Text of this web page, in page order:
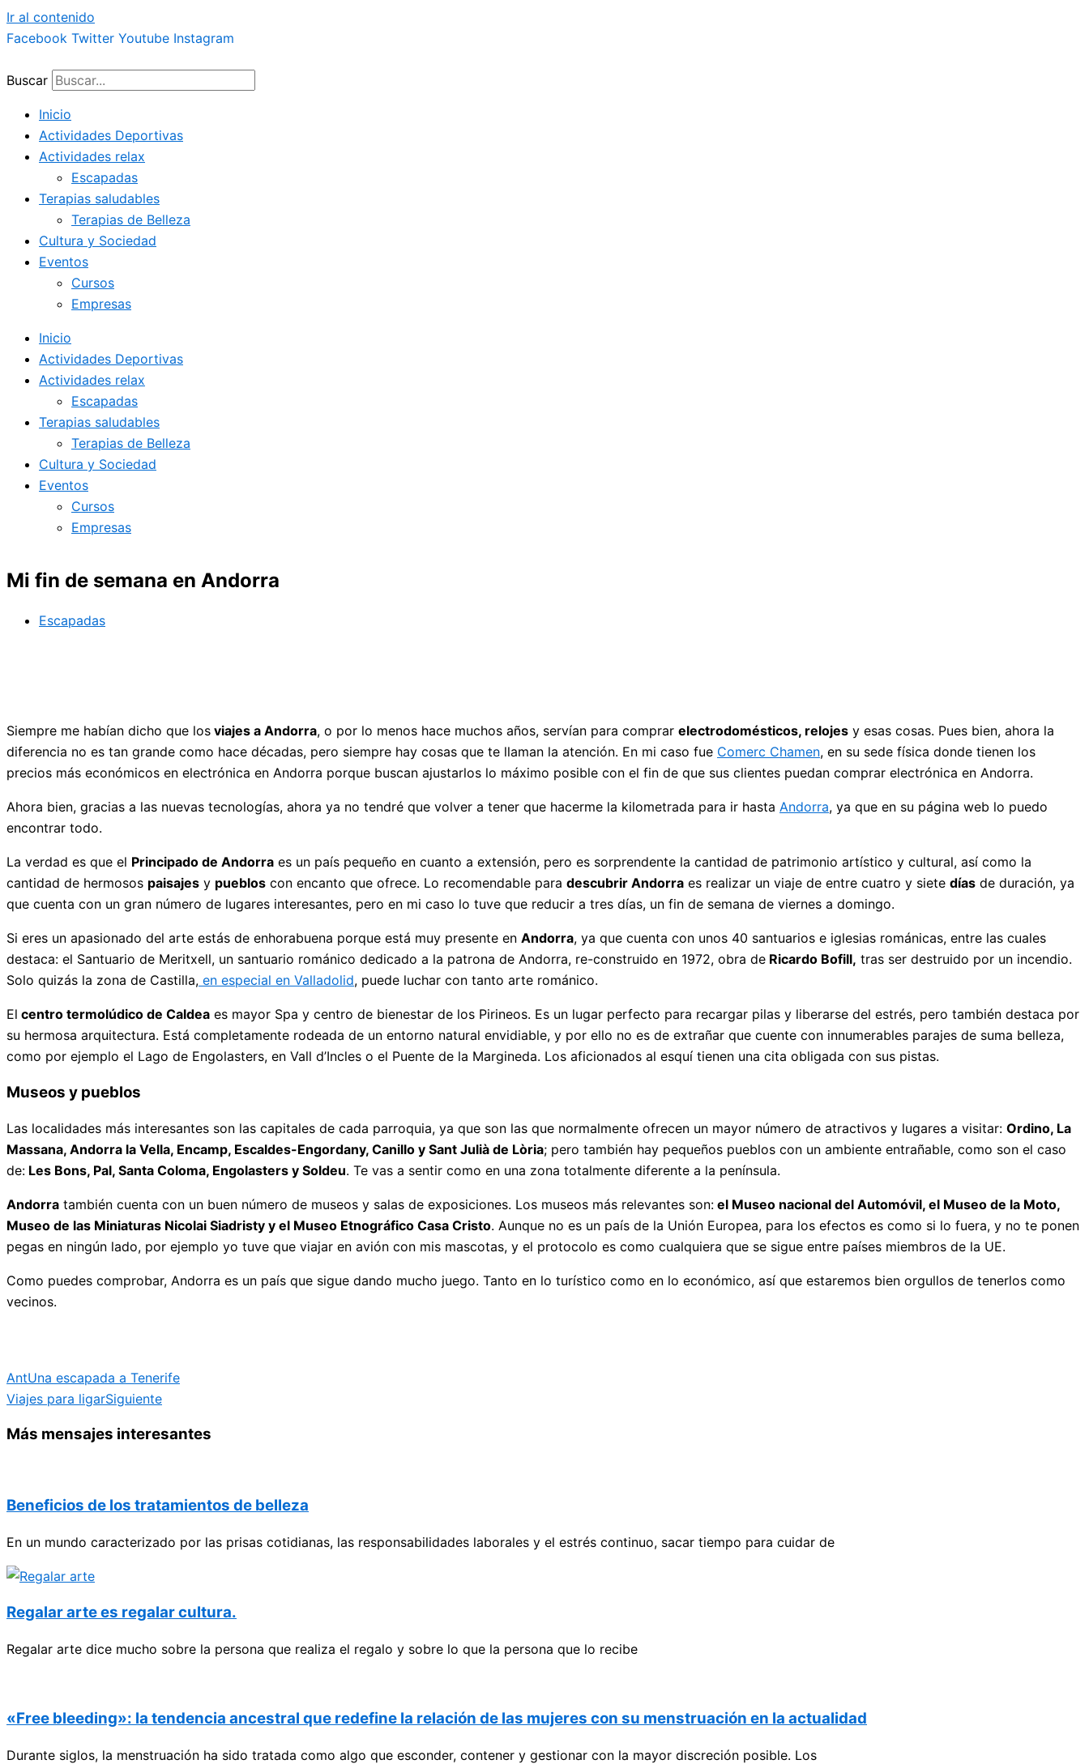
Ir al contenido
Facebook Twitter Youtube Instagram
Buscar
Inicio
Actividades Deportivas
Actividades relax
Escapadas
Terapias saludables
Terapias de Belleza
Cultura y Sociedad
Eventos
Cursos
Empresas
Inicio
Actividades Deportivas
Actividades relax
Escapadas
Terapias saludables
Terapias de Belleza
Cultura y Sociedad
Eventos
Cursos
Empresas
Mi fin de semana en Andorra
Escapadas
Siempre me habían dicho que los viajes a Andorra, o por lo menos hace muchos años, servían para comprar electrodomésticos, relojes y esas cosas. Pues bien, ahora la
diferencia no es tan grande como hace décadas, pero siempre hay cosas que te llaman la atención. En mi caso fue Comerc Chamen, en su sede física donde tienen los
precios más económicos en electrónica en Andorra porque buscan ajustarlos lo máximo posible con el fin de que sus clientes puedan comprar electrónica en Andorra.
Ahora bien, gracias a las nuevas tecnologías, ahora ya no tendré que volver a tener que hacerme la kilometrada para ir hasta Andorra, ya que en su página web lo puedo
encontrar todo.
La verdad es que el Principado de Andorra es un país pequeño en cuanto a extensión, pero es sorprendente la cantidad de patrimonio artístico y cultural, así como la
cantidad de hermosos paisajes y pueblos con encanto que ofrece. Lo recomendable para descubrir Andorra es realizar un viaje de entre cuatro y siete días de duración, ya
que cuenta con un gran número de lugares interesantes, pero en mi caso lo tuve que reducir a tres días, un fin de semana de viernes a domingo.
Si eres un apasionado del arte estás de enhorabuena porque está muy presente en Andorra, ya que cuenta con unos 40 santuarios e iglesias románicas, entre las cuales
destaca: el Santuario de Meritxell, un santuario románico dedicado a la patrona de Andorra, re-construido en 1972, obra de Ricardo Bofill, tras ser destruido por un incendio.
Solo quizás la zona de Castilla, en especial en Valladolid, puede luchar con tanto arte románico.
El centro termolúdico de Caldea es mayor Spa y centro de bienestar de los Pirineos. Es un lugar perfecto para recargar pilas y liberarse del estrés, pero también destaca por
su hermosa arquitectura. Está completamente rodeada de un entorno natural envidiable, y por ello no es de extrañar que cuente con innumerables parajes de suma belleza,
como por ejemplo el Lago de Engolasters, en Vall d’Incles o el Puente de la Margineda. Los aficionados al esquí tienen una cita obligada con sus pistas.
Museos y pueblos
Las localidades más interesantes son las capitales de cada parroquia, ya que son las que normalmente ofrecen un mayor número de atractivos y lugares a visitar: Ordino, La
Massana, Andorra la Vella, Encamp, Escaldes-Engordany, Canillo y Sant Julià de Lòria; pero también hay pequeños pueblos con un ambiente entrañable, como son el caso
de: Les Bons, Pal, Santa Coloma, Engolasters y Soldeu. Te vas a sentir como en una zona totalmente diferente a la península.
Andorra también cuenta con un buen número de museos y salas de exposiciones. Los museos más relevantes son: el Museo nacional del Automóvil, el Museo de la Moto,
Museo de las Miniaturas Nicolai Siadristy y el Museo Etnográfico Casa Cristo. Aunque no es un país de la Unión Europea, para los efectos es como si lo fuera, y no te ponen
pegas en ningún lado, por ejemplo yo tuve que viajar en avión con mis mascotas, y el protocolo es como cualquiera que se sigue entre países miembros de la UE.
Como puedes comprobar, Andorra es un país que sigue dando mucho juego. Tanto en lo turístico como en lo económico, así que estaremos bien orgullos de tenerlos como
vecinos.
AntUna escapada a Tenerife
Viajes para ligarSiguiente
Más mensajes interesantes
Beneficios de los tratamientos de belleza
En un mundo caracterizado por las prisas cotidianas, las responsabilidades laborales y el estrés continuo, sacar tiempo para cuidar de
Regalar arte es regalar cultura.
Regalar arte dice mucho sobre la persona que realiza el regalo y sobre lo que la persona que lo recibe
«Free bleeding»: la tendencia ancestral que redefine la relación de las mujeres con su menstruación en la actualidad
Durante siglos, la menstruación ha sido tratada como algo que esconder, contener y gestionar con la mayor discreción posible. Los